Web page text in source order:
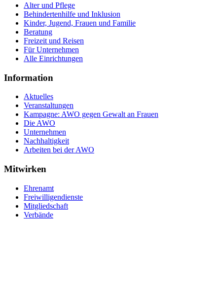
Alter und Pflege
Behindertenhilfe und Inklusion
Kinder, Jugend, Frauen und Familie
Beratung
Freizeit und Reisen
Für Unternehmen
Alle Einrichtungen
Information
Aktuelles
Veranstaltungen
Kampagne: AWO gegen Gewalt an Frauen
Die AWO
Unternehmen
Nachhaltigkeit
Arbeiten bei der AWO
Mitwirken
Ehrenamt
Freiwilligendienste
Mitgliedschaft
Verbände